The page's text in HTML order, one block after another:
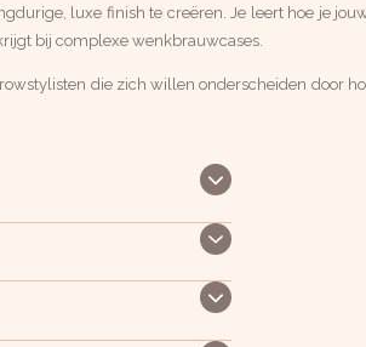
luxe finish te creëren. Je leert hoe je
bij complexe wenkbrauwcases.
die zich willen onderscheiden door